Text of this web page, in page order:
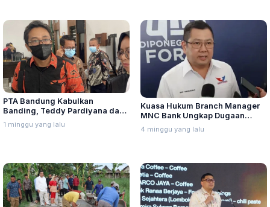
PTA Bandung Kabulkan
Banding, Teddy Pardiyana dan
Bintang Ditetapkan Ahli Waris
Lina Jubaedah
1 minggu yang lalu
Kuasa Hukum Branch Manager
MNC Bank Ungkap Dugaan
Penganiayaan oleh Hary Tanoe
di MNC Towe
4 minggu yang lalu